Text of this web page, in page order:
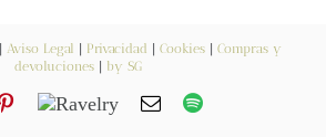
Newsletter
Aviso Legal Privacidad Cookies| Compras y
devoluciones| by SG